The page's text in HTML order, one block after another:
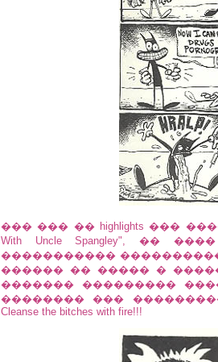
��� ��� �� highlights ���
With Uncle Spangley", ��
�����������
������ �� ����� �
������� ���������
�������� ��� ����������
Cleanse the bitches with fire!!!